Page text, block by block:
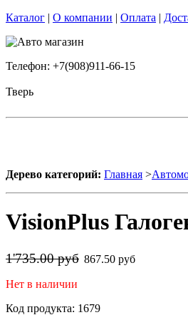
Каталог | О компании | Оплата |
Телефон: +7(908)911-66-15
Тверь
Дерево категорий: Главная >
VisionPlus
1'735.00 руб 867.50 руб
Нет в наличии
Код продукта: 1679